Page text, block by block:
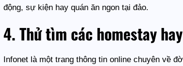
động, sự kiện hay quán ăn ngon tại đảo.
4. Thử tìm các homestay
Infonet là một trang thông tin online chuyên về